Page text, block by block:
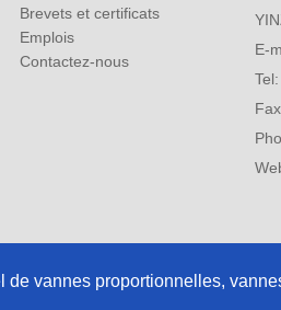
Brevets et certificats
Emplois
Contactez-nous
E-
vannes proportionnelles,